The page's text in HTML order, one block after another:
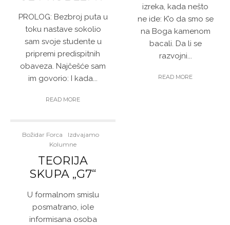
PROLOG: Bezbroj puta u
toku nastave sokolio
sam svoje studente u
pripremi predispitnih
obaveza. Najčešće sam
im govorio: I kada...
READ MORE
Božidar Forca
Izdvajamo
Kolumne
TEORIJA
SKUPA „G7“
U formalnom smislu
posmatrano, iole
informisana osoba
izreka, kada nešto
ne ide: K’o da smo se
na Boga kamenom
bacali. Da li se
razvojni...
READ MORE